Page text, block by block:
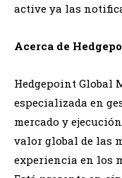
active ya las
Acerca de
Hedgepoint Global
especializada en
mercado y
valor global de las
experiencia en los